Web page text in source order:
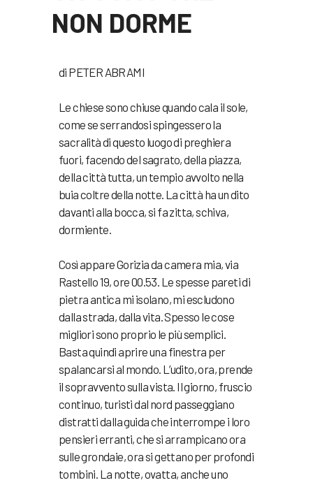
NON DORME
di PETER ABRAMI
Le chiese sono chiuse quando cala il sole,
come se serrandosi spingessero la
sacralità di questo luogo di preghiera
fuori, facendo del sagrato, della piazza,
della città tutta, un tempio avvolto nella
buia coltre della notte. La città ha un dito
davanti alla bocca, si fa zitta, schiva,
dormiente.
Così appare Gorizia da camera mia, via
Rastello 19, ore 00.53. Le spesse pareti di
pietra antica mi isolano, mi escludono
dalla strada, dalla vita. Spesso le cose
migliori sono proprio le più semplici.
Basta quindi aprire una finestra per
spalancarsi al mondo. L’udito, ora, prende
il sopravvento sulla vista. Il giorno, fruscio
continuo, turisti dal nord passeggiano
distratti dalla guida che interrompe i loro
pensieri erranti, che si arrampicano ora
sulle grondaie, ora si gettano per profondi
tombini. La notte, ovatta, anche uno